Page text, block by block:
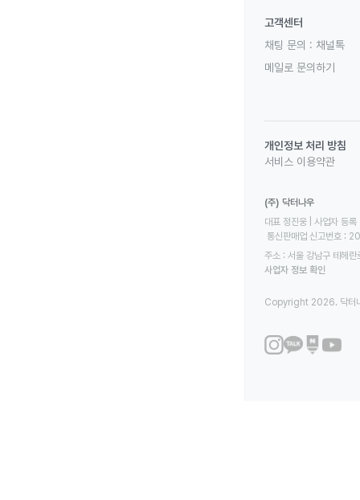
고객센터
채팅 문의 : 채널톡
메일로 문의하기
개인정보 처리 방침
서비스 이용약관
(주) 닥터나우
대표 정진웅 | 사업자
통신판매업 신고번호
주소 : 서울 강남구 테헤
사업자 정보 확인
Copyright 2026. 닥터